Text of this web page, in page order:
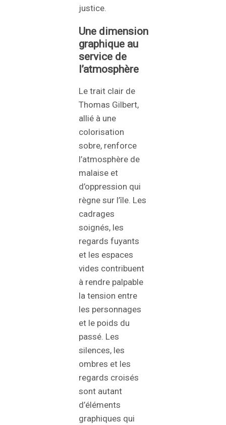
justice.
Une dimension
graphique au
service de
l’atmosphère
Le trait clair de
Thomas Gilbert,
allié à une
colorisation
sobre, renforce
l’atmosphère de
malaise et
d’oppression qui
règne sur l’île. Les
cadrages
soignés, les
regards fuyants
et les espaces
vides contribuent
à rendre palpable
la tension entre
les personnages
et le poids du
passé. Les
silences, les
ombres et les
regards croisés
sont autant
d’éléments
graphiques qui